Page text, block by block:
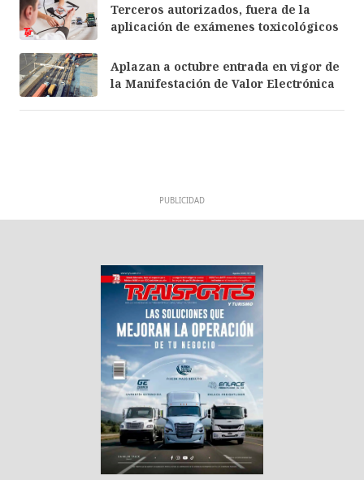
Terceros autorizados, fuera de la
aplicación de exámenes toxicológicos
Aplazan a octubre entrada en vigor de
la Manifestación de Valor Electrónica
PUBLICIDAD